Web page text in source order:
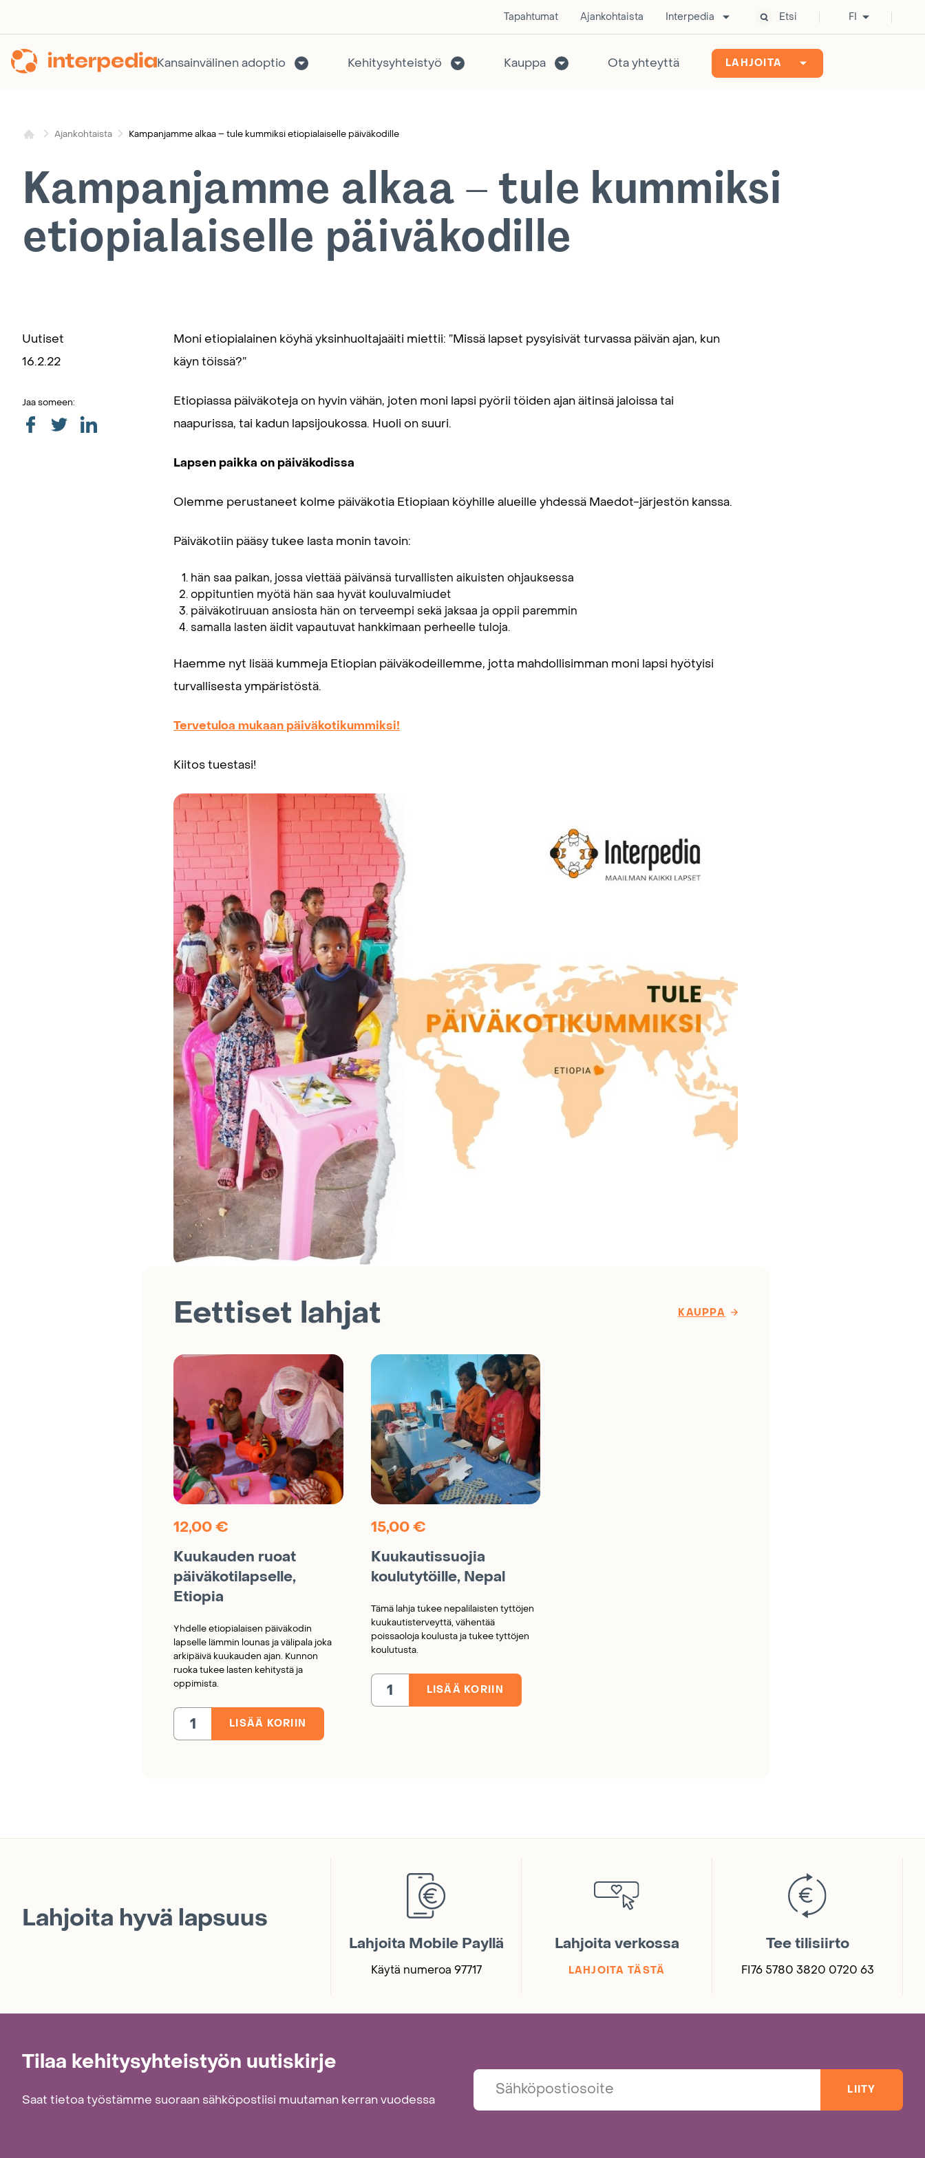
Tapahtumat Ajankohtaista Interpedia Etsi FI
Kansainvälinen adoptio Kehitysyhteistyö Kauppa Ota yhteyttä LAHJOITA
Ajankohtaista Kampanjamme alkaa – tule kummiksi etiopialaiselle päiväkodille
Kampanjamme alkaa – tule kummiksi
etiopialaiselle päiväkodille
Uutiset
16.2.22
Jaa someen:
Moni etiopialainen köyhä yksinhuoltajaäiti miettii: ”Missä lapset pysyisivät turvassa päivän ajan, kun
käyn töissä?”
Etiopiassa päiväkoteja on hyvin vähän, joten moni lapsi pyörii töiden ajan äitinsä jaloissa tai
naapurissa, tai kadun lapsijoukossa. Huoli on suuri.
Lapsen paikka on päiväkodissa
Olemme perustaneet kolme päiväkotia Etiopiaan köyhille alueille yhdessä Maedot-järjestön kanssa.
Päiväkotiin pääsy tukee lasta monin tavoin:
hän saa paikan, jossa viettää päivänsä turvallisten aikuisten ohjauksessa
oppituntien myötä hän saa hyvät kouluvalmiudet
päiväkotiruuan ansiosta hän on terveempi sekä jaksaa ja oppii paremmin
samalla lasten äidit vapautuvat hankkimaan perheelle tuloja.
Haemme nyt lisää kummeja Etiopian päiväkodeillemme, jotta mahdollisimman moni lapsi hyötyisi
turvallisesta ympäristöstä.
Tervetuloa mukaan päiväkotikummiksi!
Kiitos tuestasi!
Eettiset lahjat KAUPPA
12,00€
Kuukauden ruoat
päiväkotilapselle,
Etiopia
Yhdelle etiopialaisen päiväkodin
lapselle lämmin lounas ja välipala joka
arkipäivä kuukauden ajan. Kunnon
ruoka tukee lasten kehitystä ja
oppimista.
KuukaudenLISÄÄ KORIIN
15,00€
Kuukautissuojia
koulutytöille, Nepal
Tämä lahja tukee nepalilaisten tyttöjen
kuukautisterveyttä, vähentää
poissaoloja koulusta ja tukee tyttöjen
koulutusta.
KuukautissuojiaLISÄÄ KORIIN
Lahjoita hyvä lapsuus
Lahjoita Mobile Payllä
Käytä numeroa 97717
Lahjoita verkossa
LAHJOITA TÄSTÄ
Tee tilisiirto
FI76 5780 3820 0720 63
Tilaa kehitysyhteistyön uutiskirje
Saat tietoa työstämme suoraan sähköpostiisi muutaman kerran vuodessa
LIITY